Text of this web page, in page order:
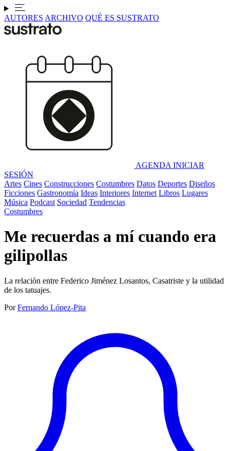
AUTORES ARCHIVO QUÉ ES SUSTRATO
AGENDA INICIAR
SESIÓN
Artes Cines Construcciones Costumbres Datos Deportes Diseños
Ficciones Gastronomía Ideas Interiores Internet Libros Lugares
Música Podcast Sociedad Tendencias
Costumbres
Me recuerdas a mí cuando era
gilipollas
La relación entre Federico Jiménez Losantos, Casatriste y la utilidad
de los tatuajes.
Por Fernando López-Pita